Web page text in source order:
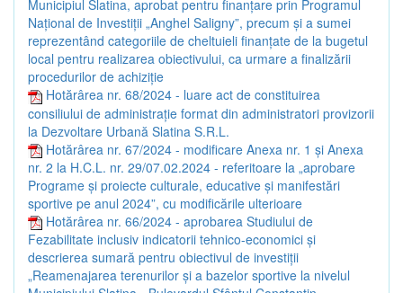
Municipiul Slatina, aprobat pentru finanțare prin Programul
Național de Investiții „Anghel Saligny”, precum și a sumei
reprezentând categoriile de cheltuieli finanțate de la bugetul
local pentru realizarea obiectivului, ca urmare a finalizării
procedurilor de achiziție
Hotărârea nr. 68/2024 - luare act de constituirea
consiliului de administrație format din administratori provizorii
la Dezvoltare Urbană Slatina S.R.L.
Hotărârea nr. 67/2024 - modificare Anexa nr. 1 și Anexa
nr. 2 la H.C.L. nr. 29/07.02.2024 - referitoare la „aprobare
Programe și proiecte culturale, educative și manifestări
sportive pe anul 2024”, cu modificările ulterioare
Hotărârea nr. 66/2024 - aprobarea Studiului de
Fezabilitate inclusiv indicatorii tehnico-economici și
descrierea sumară pentru obiectivul de investiții
„Reamenajarea terenurilor și a bazelor sportive la nivelul